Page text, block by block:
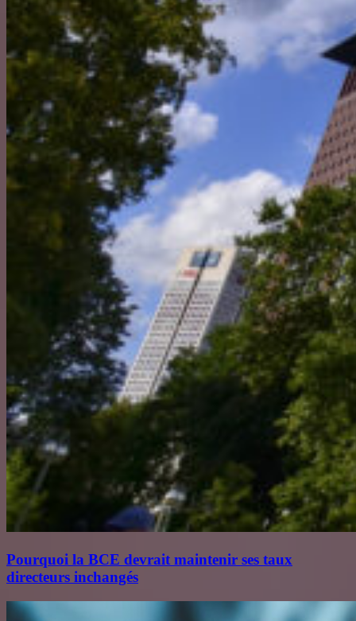
Pourquoi la BCE devrait maintenir ses taux
directeurs inchangés